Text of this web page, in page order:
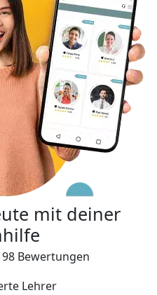
mit deiner
Bewertungen
Lehrer